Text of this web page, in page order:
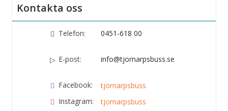
Kontakta oss
Telefon: 0451-618 00
E-post: info@tjornarpsbuss.se
Facebook:
tjornarpsbuss
Instagram:
tjornarpsbuss